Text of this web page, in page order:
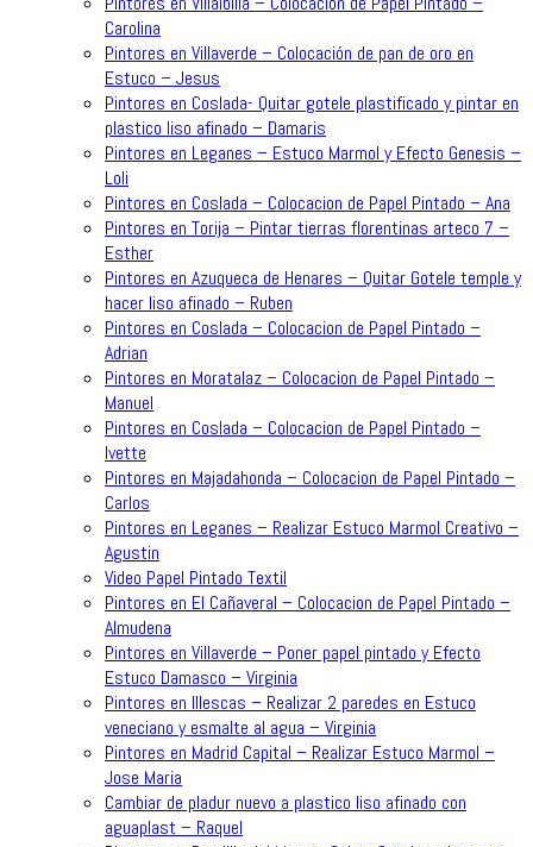
Carolina
Pintores en Villaverde – Colocación de pan de oro en
Estuco – Jesus
Pintores en Coslada- Quitar gotele plastificado y pintar en
plastico liso afinado – Damaris
Pintores en Leganes – Estuco Marmol y Efecto Genesis –
Loli
Pintores en Coslada – Colocacion de Papel Pintado – Ana
Pintores en Torija – Pintar tierras florentinas arteco 7 –
Esther
Pintores en Azuqueca de Henares – Quitar Gotele temple y
hacer liso afinado – Ruben
Pintores en Coslada – Colocacion de Papel Pintado –
Adrian
Pintores en Moratalaz – Colocacion de Papel Pintado –
Manuel
Pintores en Coslada – Colocacion de Papel Pintado –
Ivette
Pintores en Majadahonda – Colocacion de Papel Pintado –
Carlos
Pintores en Leganes – Realizar Estuco Marmol Creativo –
Agustin
Video Papel Pintado Textil
Pintores en El Cañaveral – Colocacion de Papel Pintado –
Almudena
Pintores en Villaverde – Poner papel pintado y Efecto
Estuco Damasco – Virginia
Pintores en Illescas – Realizar 2 paredes en Estuco
veneciano y esmalte al agua – Virginia
Pintores en Madrid Capital – Realizar Estuco Marmol –
Jose Maria
Cambiar de pladur nuevo a plastico liso afinado con
aguaplast – Raquel